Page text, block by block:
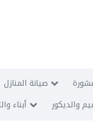
صيانة المنازل
أبناء والديكور